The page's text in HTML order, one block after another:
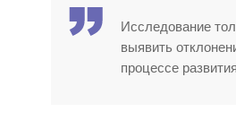
Исследование
выявить
процессе